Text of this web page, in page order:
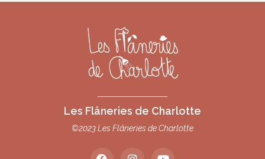
Les Flâneries de Charlotte
©2023 Les Flâneries de Charlotte